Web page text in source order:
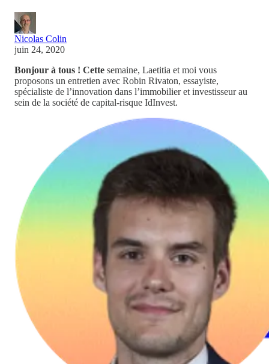
Nicolas Colin
juin 24, 2020
Bonjour à tous ! Cette semaine, Laetitia et moi vous
proposons un entretien avec Robin Rivaton, essayiste,
spécialiste de l’innovation dans l’immobilier et investisseur au
sein de la société de capital-risque IdInvest.